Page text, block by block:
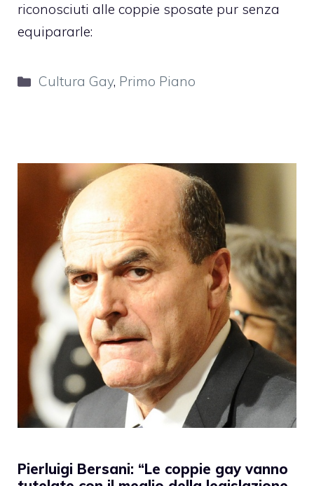
riconosciuti alle coppie sposate pur senza
equipararle:
Categorie
Cultura Gay, Primo Piano
Pierluigi Bersani: “Le coppie gay vanno